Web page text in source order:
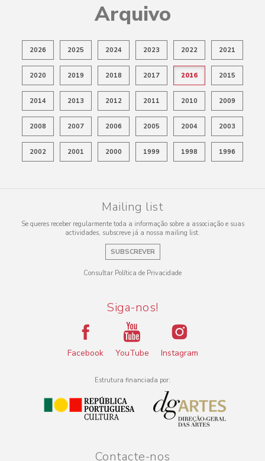
Arquivo
2026 2025 2024 2023 2022 2021
2020 2019 2018 2017 2016 2015
2014 2013 2012 2011 2010 2009
2008 2007 2006 2005 2004 2003
2002 2001 2000 1999 1998 1996
Mailing list
Se queres receber regularmente toda a informação sobre a associação e suas
actividades, subscreve já a nossa mailing list.
SUBSCREVER
Consultar Política de Privacidade
Siga-nos!
Facebook YouTube Instagram
Estrutura financiada por:
Contacte-nos